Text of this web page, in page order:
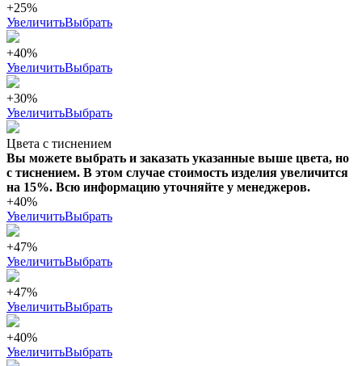
+25%
УвеличитьВыбрать
+40%
УвеличитьВыбрать
+30%
УвеличитьВыбрать
Цвета с тиснением
Вы можете выбрать и заказать указанные выше цвета, но
с тиснением. В этом случае стоимость изделия увеличится
на 15%. Всю информацию уточняйте у менеджеров.
+40%
УвеличитьВыбрать
+47%
УвеличитьВыбрать
+47%
УвеличитьВыбрать
+40%
УвеличитьВыбрать